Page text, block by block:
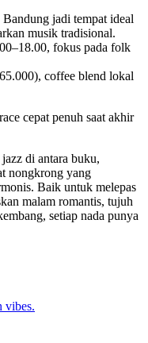
jadi tempat ideal
musik tradisional.
fokus pada folk
coffee blend lokal
cepat penuh saat akhir
di antara buku,
nongkrong yang
Baik untuk melepas
malam romantis, tujuh
setiap nada punya
vibes.